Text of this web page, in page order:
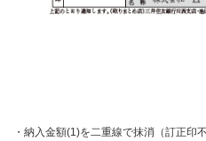
・納入金額(1)を二重線で抹消（訂正印